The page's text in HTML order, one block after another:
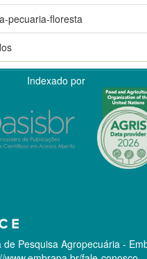
pecuaria-floresta
Indexado por
de Pesquisa Agropecuária -